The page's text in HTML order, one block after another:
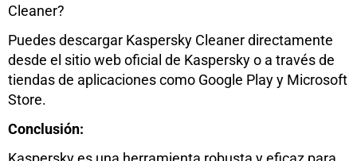
Cleaner?
Puedes descargar Kaspersky Cleaner directamente
desde el sitio web oficial de Kaspersky o a través de
tiendas de aplicaciones como Google Play y Microsoft
Store.
Conclusión: